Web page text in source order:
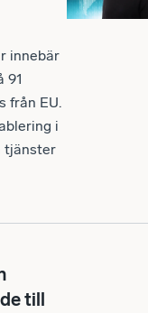
innebär
91
från EU.
i
tjänster
till